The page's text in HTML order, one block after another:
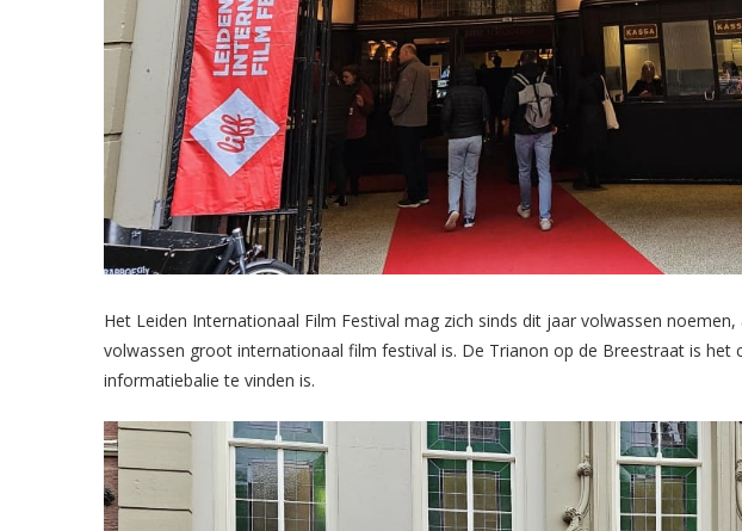
Het Leiden Internationaal Film Festival mag zich sinds dit jaar volwassen
volwassen groot internationaal film festival is. De Trianon op de Breestraat is het
informatiebalie te vinden is.